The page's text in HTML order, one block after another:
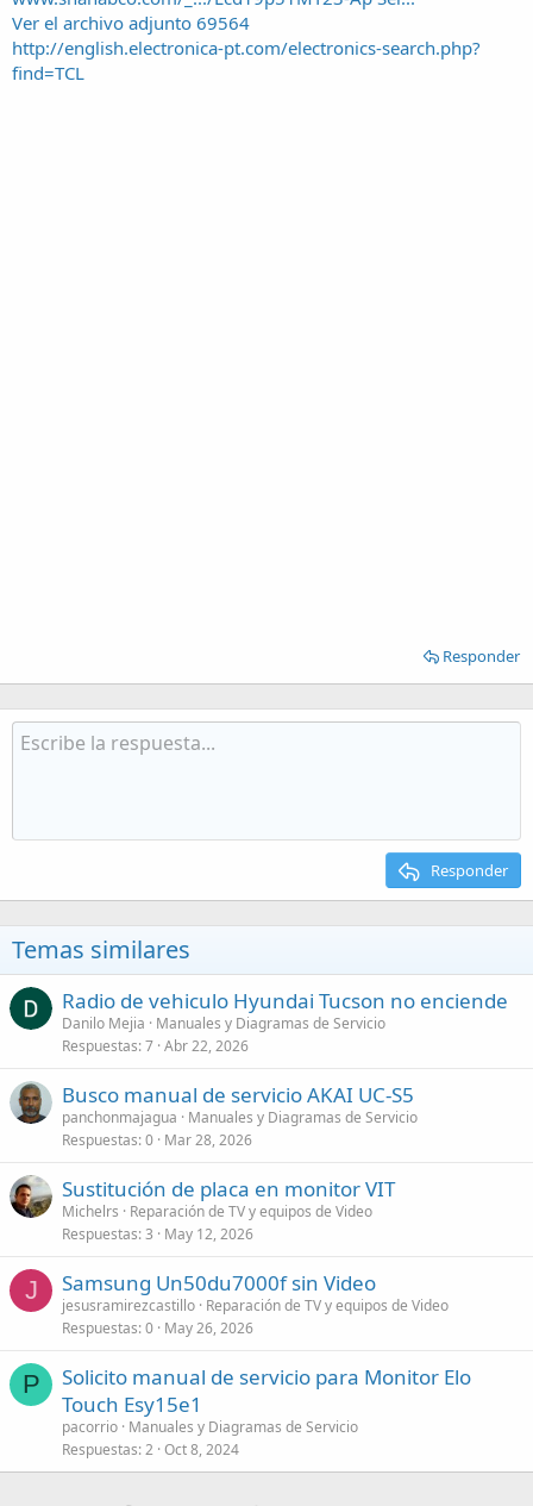
Ver el archivo adjunto 69564
http://english.electronica-pt.com/electronics-search.php?
find=TCL
Responder
Responder
Temas similares
Radio de vehiculo Hyundai Tucson no enciende
Danilo Mejia
Manuales y Diagramas de Servicio
Respuestas 7 Abr 22, 2026
Busco manual de servicio AKAI UC-S5
panchonmajagua
Manuales y Diagramas de Servicio
Respuestas 0 Mar 28, 2026
Sustitución de placa en monitor VIT
Michelrs
Reparación de TV y equipos de Video
Respuestas 3 May 12, 2026
J Samsung Un50du7000f sin Video
jesusramirezcastillo Reparación de TV y equipos de Video
Respuestas 0 May 26, 2026
P
Solicito manual de servicio para Monitor Elo
Touch Esy15e1
pacorrio Manuales y Diagramas de Servicio
Respuestas 2 Oct 8, 2024